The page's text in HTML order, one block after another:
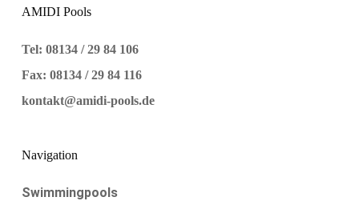
AMIDI Pools
Tel: 08134 / 29 84 106
Fax: 08134 / 29 84 116
kontakt@amidi-pools.de
Navigation
Swimmingpools